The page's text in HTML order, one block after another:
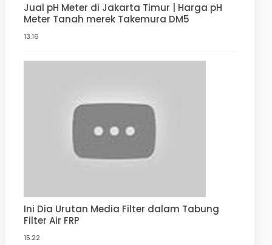
Jual pH Meter di Jakarta Timur | Harga pH
Meter Tanah merek Takemura DM5
13.16
Ini Dia Urutan Media Filter dalam Tabung
Filter Air FRP
15.22